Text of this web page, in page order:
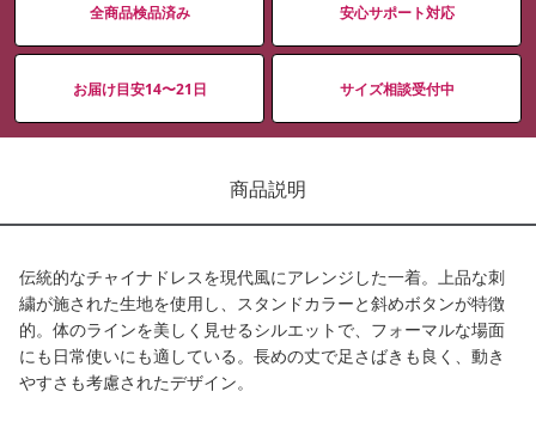
全商品検品済み 安心サポート対応
お届け目安14〜21日 サイズ相談受付中
商品説明
伝統的なチャイナドレスを現代風にアレンジした一着。上品な刺
繍が施された生地を使用し、スタンドカラーと斜めボタンが特徴
的。体のラインを美しく見せるシルエットで、フォーマルな場面
にも日常使いにも適している。長めの丈で足さばきも良く、動き
やすさも考慮されたデザイン。